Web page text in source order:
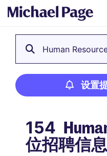
Human
设置
154
位招聘信息